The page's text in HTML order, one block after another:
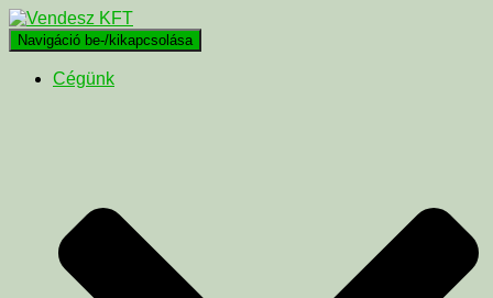
Navigáció be-/kikapcsolása
Cégünk